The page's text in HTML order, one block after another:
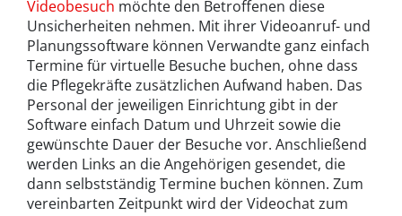
Videobesuch möchte den Betroffenen diese
Unsicherheiten nehmen. Mit ihrer Videoanruf- und
Planungssoftware können Verwandte ganz einfach
Termine für virtuelle Besuche buchen, ohne dass
die Pflegekräfte zusätzlichen Aufwand haben. Das
Personal der jeweiligen Einrichtung gibt in der
Software einfach Datum und Uhrzeit sowie die
gewünschte Dauer der Besuche vor. Anschließend
werden Links an die Angehörigen gesendet, die
dann selbstständig Termine buchen können. Zum
vereinbarten Zeitpunkt wird der Videochat zum